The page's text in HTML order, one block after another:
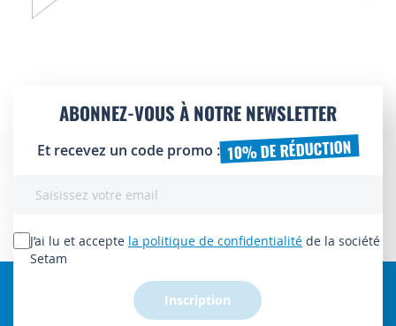
ABONNEZ-VOUS À NOTRE NEWSLETTER
Et recevez un code promo : 10% DE RÉDUCTION
lettre
d’information
J’ai lu et accepte la politique de confidentialité de la société
Setam
Inscription